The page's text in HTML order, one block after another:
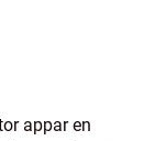
appar en